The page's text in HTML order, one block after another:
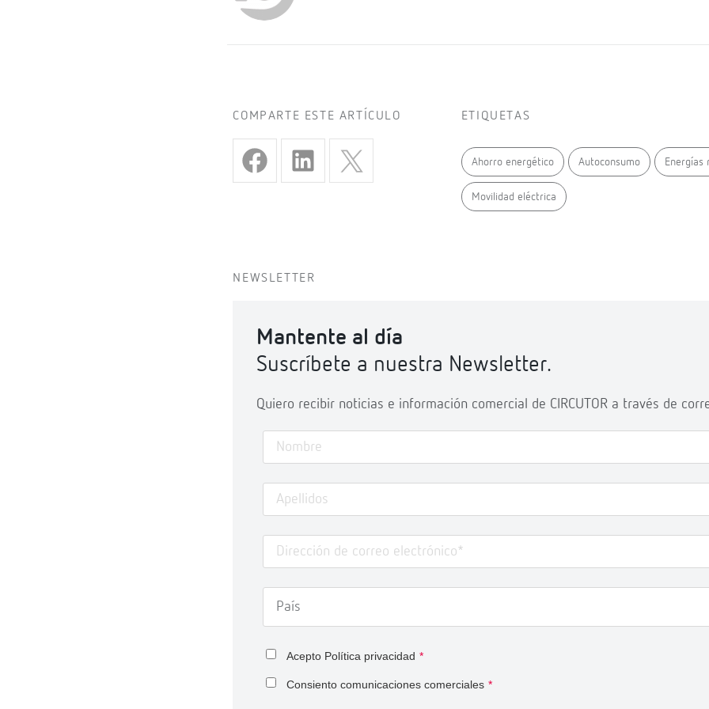
COMPARTE ESTE ARTÍCULO ETIQUETAS
Ahorro energético Autoconsumo Energías
Movilidad eléctrica
NEWSLETTER
Mantente al día
Suscríbete a nuestra Newsletter.
Quiero recibir noticias e información comercial de CIRCUTOR a través de
*
Acepto Política privacidad
*
Consiento comunicaciones comerciales